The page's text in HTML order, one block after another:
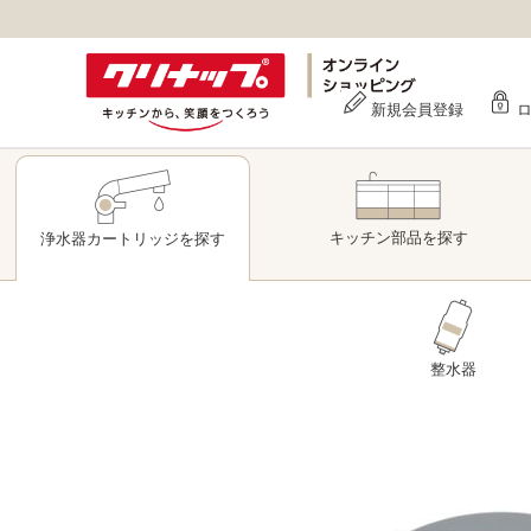
新規会員登録
浄水器カートリッジを探す キッチン部品を探す
整水器